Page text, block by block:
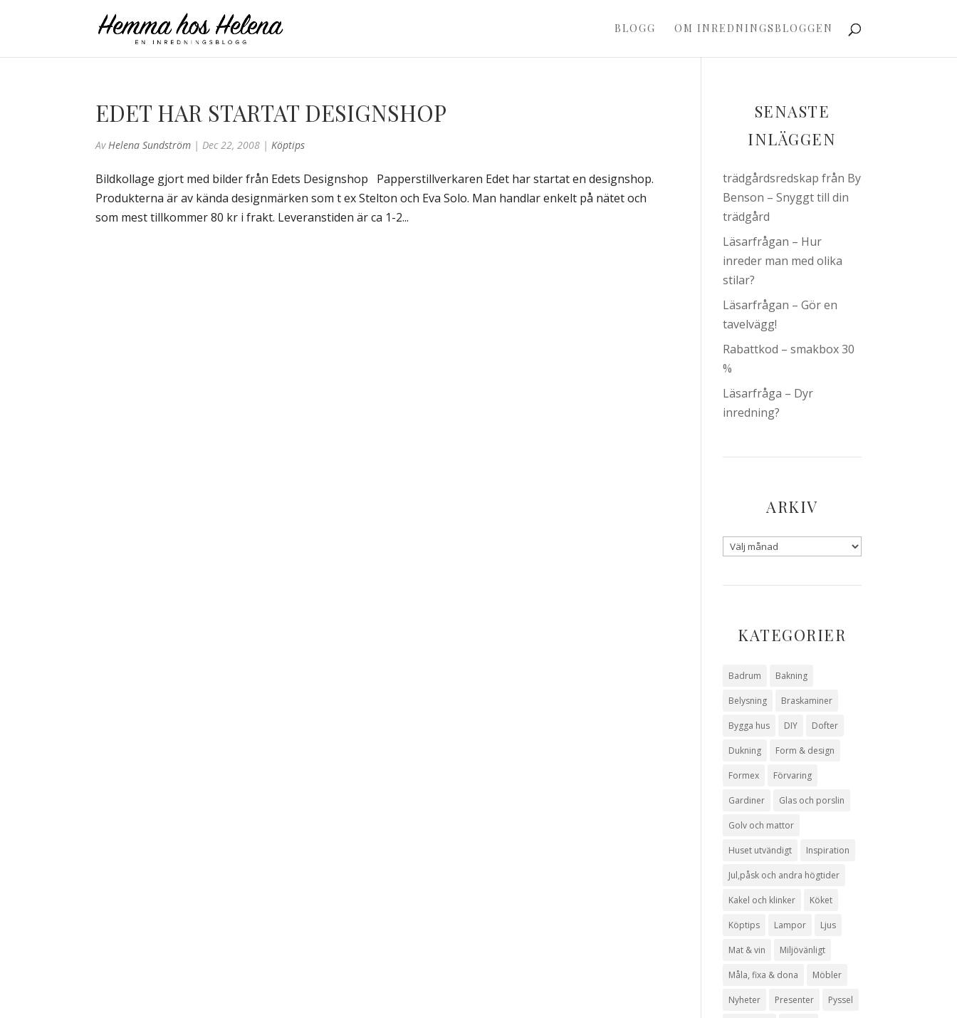
BLOGG OM INREDNINGSBLOGGEN
EDET HAR STARTAT DESIGNSHOP
AvHelena Sundström |Dec 22, 2008 |Köptips
Bildkollage gjort med bilder från Edets Designshop Papperstillverkaren Edet har startat en designshop.
Produkterna är av kända designmärken som t ex Stelton och Eva Solo. Man handlar enkelt på nätet och
som mest tillkommer 80 kr i frakt. Leveranstiden är ca 1-2...
SENASTE
INLÄGGEN
trädgårdsredskap från By
Benson – Snyggt till din
trädgård
Läsarfrågan – Hur
inreder man med olika
stilar?
Läsarfrågan – Gör en
tavelvägg!
Rabattkod – smakbox 30
%
Läsarfråga – Dyr
inredning?
ARKIV
KATEGORIER
Badrum Bakning
Belysning Braskaminer
Bygga hus DIY Dofter
Dukning Form & design
Formex Förvaring
Gardiner Glas och porslin
Golv och mattor
Huset utvändigt Inspiration
Jul,påsk och andra högtider
Kakel och klinker Köket
Köptips Lampor Ljus
Mat & vin Miljövänligt
Måla, fixa & dona Möbler
Nyheter Presenter Pyssel